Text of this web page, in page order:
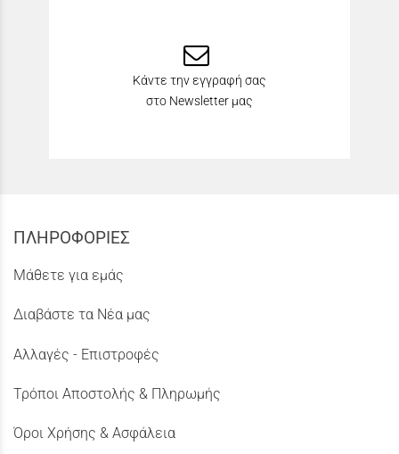
Κάντε την εγγραφή σας
στο Newsletter μας
ΠΛΗΡΟΦΟΡΙΕΣ
Μάθετε για εμάς
Διαβάστε τα Νέα μας
Αλλαγές - Επιστροφές
Τρόποι Αποστολής & Πληρωμής
Όροι Χρήσης & Ασφάλεια